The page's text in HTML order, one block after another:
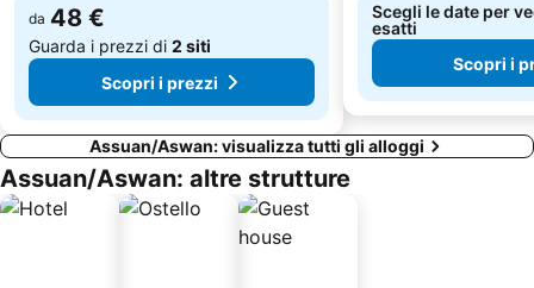
da 48 €
Guarda i prezzi di 2 siti
Scopri i prezzi
Scegli le date per
esatti
Scopri i
Assuan/Aswan: visualizza tutti gli alloggi
Assuan/Aswan: altre strutture